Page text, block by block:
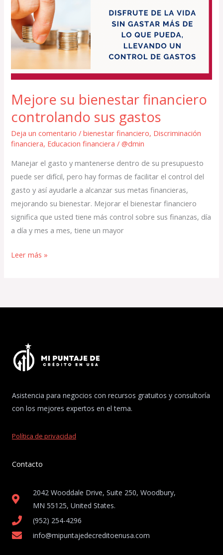
Mejore su bienestar financiero
controlando sus gastos
Deja un comentario /bienestar financiero, Discriminación
financiera, Educacion financiera /@dmin
Manejar el gasto y mantenerse dentro de su presupuesto
puede ser difícil, pero hay formas de facilitar el control del
gasto y así ayudarle a alcanzar sus metas financieras,
mejorando su bienestar. Mejorar el bienestar financiero
significa que usted tiene más control sobre sus finanzas, día
a día y mes a mes, tiene un mayor
bienestar
financiero
controlando
sus
Leer más »
Asistencia para negocios con recursos gratuitos y consultoría
con los mejores expertos en el tema.
Política de privacidad
Contacto
2042 Wooddale Drive, Suite 250, Woodbury,
MN 55125, United States​.
(952) 254-4296
info@mipuntajedecreditoenusa.com